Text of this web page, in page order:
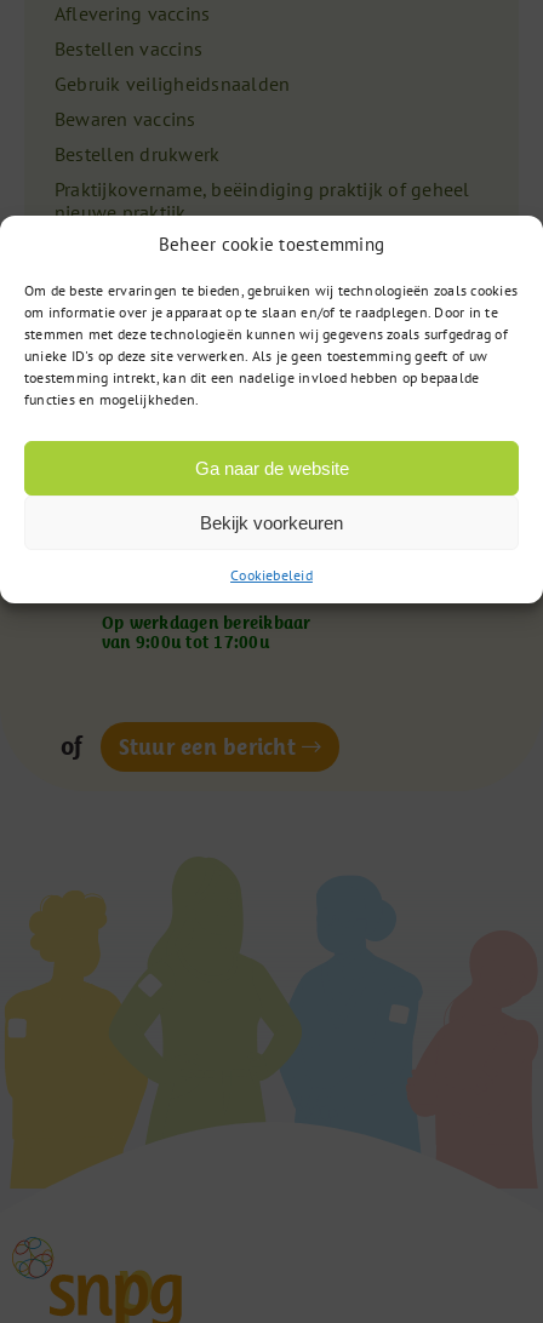
Beheer cookie toestemming
Om de beste ervaringen te bieden, gebruiken wij technologieën zoals cookies
om informatie over je apparaat op te slaan en/of te raadplegen. Door in te
stemmen met deze technologieën kunnen wij gegevens zoals surfgedrag of
unieke ID's op deze site verwerken. Als je geen toestemming geeft of uw
toestemming intrekt, kan dit een nadelige invloed hebben op bepaalde
functies en mogelijkheden.
Ga naar de website
Bekijk voorkeuren
Cookiebeleid
Aflevering vaccins
Bestellen vaccins
Gebruik veiligheidsnaalden
Bewaren vaccins
Bestellen drukwerk
Praktijkovername, beëindiging praktijk of geheel
nieuwe praktijk
Gebruikershandleiding Webapplicatie
085 – 02 98 705
Op werkdagen bereikbaar
van 9:00u tot 17:00u
of Stuur een bericht